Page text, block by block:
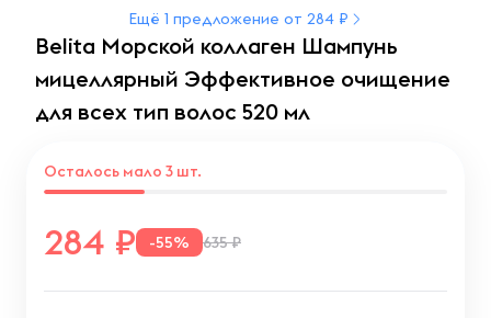
Ещё 1 предложение от 284 ₽
Belita Морской коллаген Шампунь
мицеллярный Эффективное очищение
для всех тип волос 520 мл
284 -55% 635 ₽
Осталось мало 3 шт.